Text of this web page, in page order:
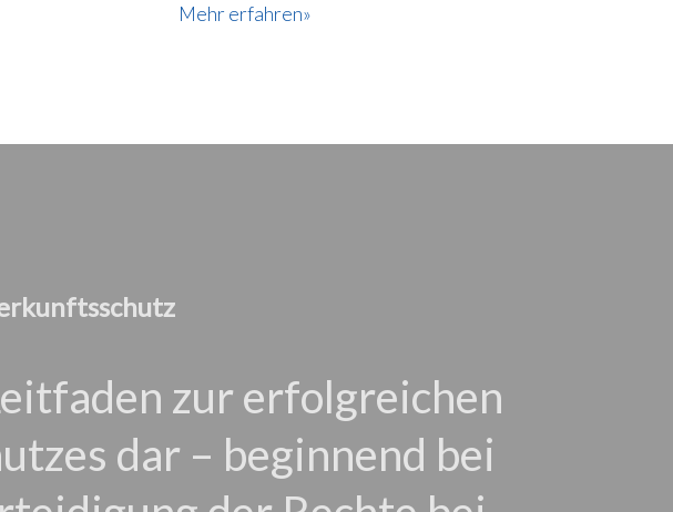
Mehr erfahren»
zur erfolgreichen
dar – beginnend bei